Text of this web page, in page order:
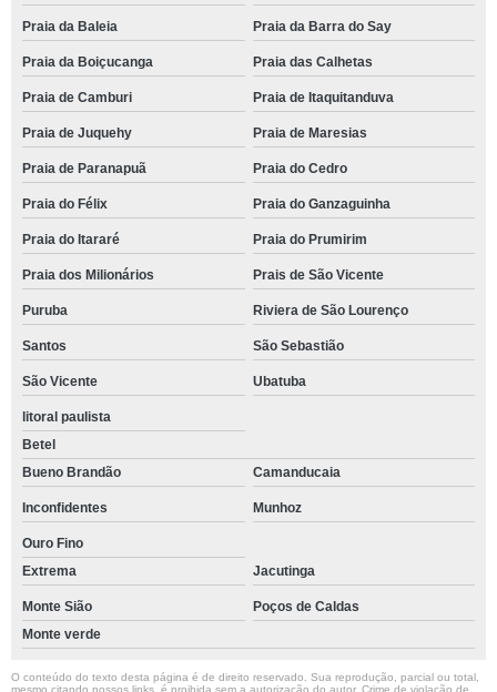
Praia da Baleia Praia da Barra do Say
Praia da Boiçucanga Praia das Calhetas
Praia de Camburi Praia de Itaquitanduva
Praia de Juquehy Praia de Maresias
Praia de Paranapuã Praia do Cedro
Praia do Félix Praia do Ganzaguinha
Praia do Itararé Praia do Prumirim
Praia dos Milionários Prais de São Vicente
Puruba Riviera de São Lourenço
Santos São Sebastião
São Vicente Ubatuba
litoral paulista
Betel
Bueno Brandão
Camanducaia
Inconfidentes Munhoz
Ouro Fino
Extrema
Jacutinga
Monte Sião
Poços de Caldas
Monte verde
O conteúdo do texto desta página é de direito reservado. Sua reprodução, parcial ou total,
mesmo citando nossos links, é proibida sem a autorização do autor. Crime de violação de